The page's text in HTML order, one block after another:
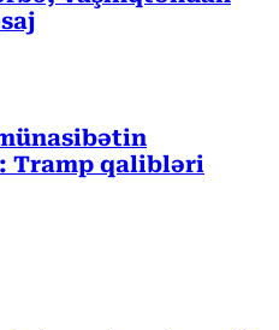
Tramp qalibləri